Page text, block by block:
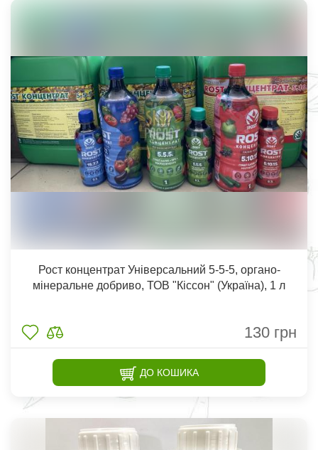
Рост концентрат Універсальний 5-5-5, органо-
мінеральне добриво, ТОВ "Кіссон" (Україна), 1 л
130 грн
ДО КОШИКА